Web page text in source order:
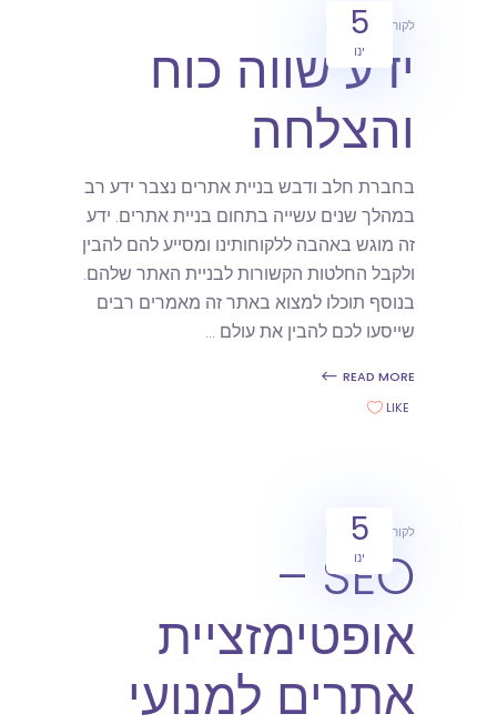
5
ינו
לקוחות מאמרים
ידע שווה כוח
והצלחה
בחברת חלב ודבש בניית אתרים נצבר ידע רב
במהלך שנים עשייה בתחום בניית אתרים. ידע
זה מוגש באהבה ללקוחותינו ומסייע להם להבין
ולקבל החלטות הקשורות לבניית האתר שלהם.
בנוסף תוכלו למצוא באתר זה מאמרים רבים
שייסעו לכם להבין את עולם
READ MORE
LIKE
5
ינו
לקוחות מאמרים
SEO –
אופטימזציית
אתרים למנועי